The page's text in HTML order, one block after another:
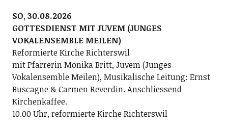
SO, 30.08.2026
GOTTESDIENST MIT JUVEM (JUNGES
VOKALENSEMBLE MEILEN)
Reformierte Kirche Richterswil
mit Pfarrerin Monika Britt, Juvem (Junges
Vokalensemble Meilen), Musikalische Leitung: Ernst
Buscagne & Carmen Reverdin. Anschliessend
Kirchenkaffee.
10.00 Uhr, reformierte Kirche Richterswil